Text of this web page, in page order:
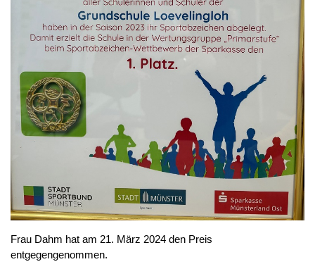
Frau Dahm hat am 21. März 2024 den Preis
entgegengenommen.